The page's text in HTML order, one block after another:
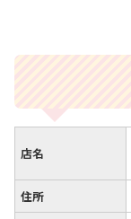
店名
住所